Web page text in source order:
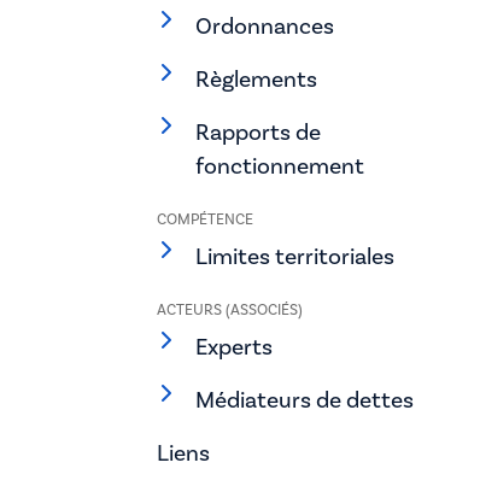
Ordonnances
Règlements
Rapports de
fonctionnement
COMPÉTENCE
Limites territoriales
ACTEURS (ASSOCIÉS)
Experts
Médiateurs de dettes
Liens